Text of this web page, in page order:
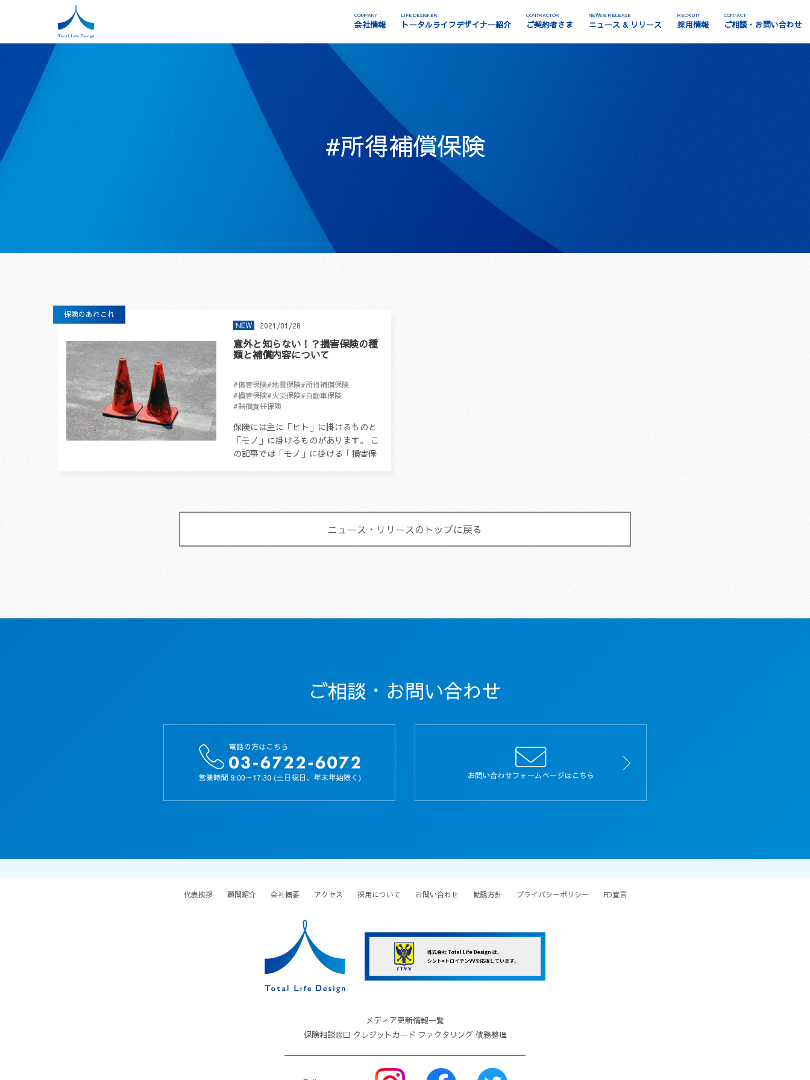
COMPANY
会社情報
LIFE DESIGNER
トータルライフデザイナー紹介
CONTRACTOR
ご契約者さま
NEWS & RELEASE
ニュース & リリース
RECRUIT
採用情報
CONTACT
ご相談・お問い合わせ
#所得補償保険
保険のあれこれ
2021/01/28
意外と知らない！？損害保険の種
類と補償内容について
#傷害保険#地震保険#所得補償保険
#損害保険#火災保険#自動車保険
#賠償責任保険
保険には主に「ヒト」に掛けるものと
「モノ」に掛けるものがあります。 こ
の記事では「モノ」に掛ける「損害保
ニュース・リリースのトップに戻る
ご相談・お問い合わせ
代表挨拶 顧問紹介 会社概要 アクセス 採用について お問い合わせ 勧誘方針 プライバシーポリシー FD宣言
メディア更新情報一覧
保険相談窓口 クレジットカード ファクタリング 債務整理